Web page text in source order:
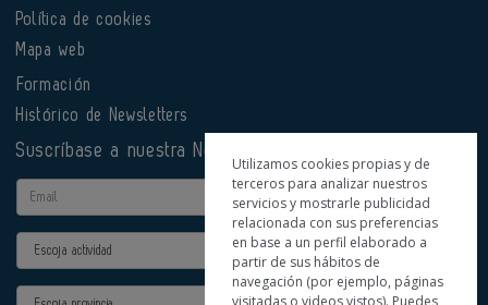
Política de cookies
Mapa web
Formación
Histórico de Newsletters
Suscríbase a nuestra Newsletter
Email
Actividad
Provincia
Utilizamos cookies propias y de
terceros para analizar nuestros
servicios y mostrarle publicidad
relacionada con sus preferencias
en base a un perfil elaborado a
partir de sus hábitos de
navegación (por ejemplo, páginas
visitadas o videos vistos). Puedes